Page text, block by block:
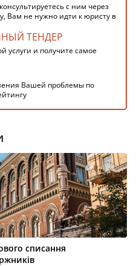
с ним через
Вам не нужно идти к юристу в
ТЕНДЕР
услуги и получите самое
Вашей проблемы по
списання